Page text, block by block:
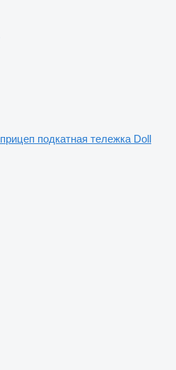
прицеп подкатная тележка Doll